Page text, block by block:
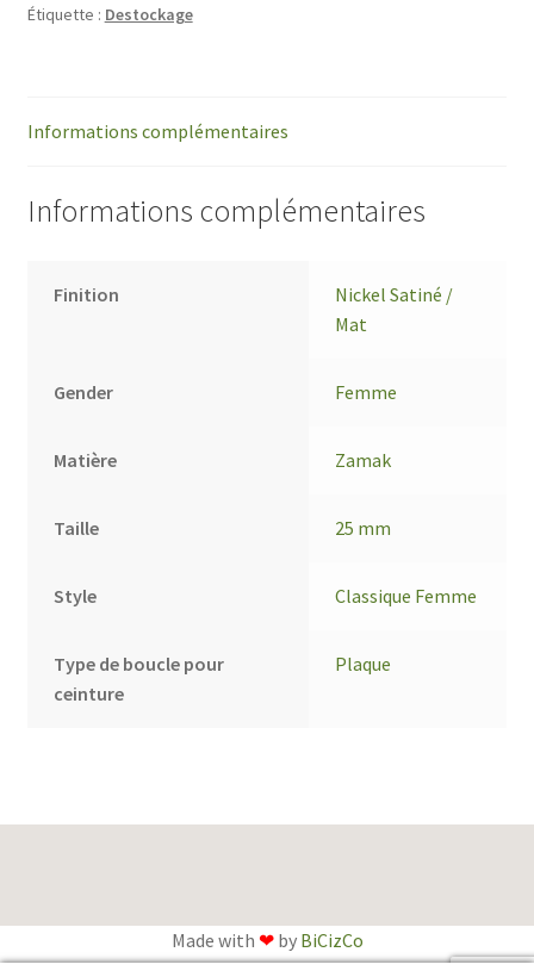
Étiquette : Destockage
Informations complémentaires
Informations complémentaires
Finition
Nickel Satiné /
Mat
Gender Femme
Matière Zamak
Taille 25 mm
Style Classique Femme
Type de boucle pour
ceinture
Plaque
Made with ❤by BiCizCo